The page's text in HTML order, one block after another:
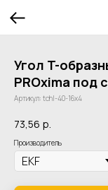
Угол T-
PROxima под
Артикул: tchl-40-16x4
73,56 р.
Производитель